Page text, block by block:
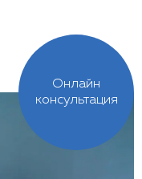
Онлайн
консультация